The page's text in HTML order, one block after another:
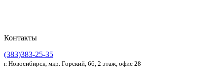
Контакты
(383)383-25-35
г. Новосибирск, мкр. Горский, 66, 2 этаж, офис 28